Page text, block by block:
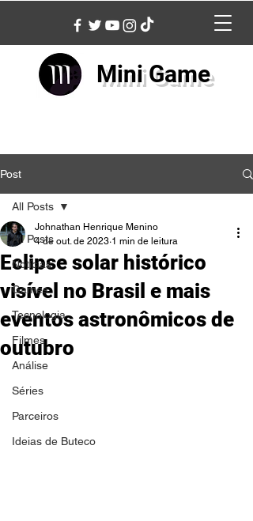
Mini Game
Post
All Posts
Notícias
Games
Tecnologia
Filmes
Análise
Séries
Parceiros
Ideias de Buteco
All Posts
Eclipse solar histórico
visível no Brasil e mais
eventos astronômicos de
outubro
Johnathan Henrique Menino
4 de out. de 2023 1 min de leitura